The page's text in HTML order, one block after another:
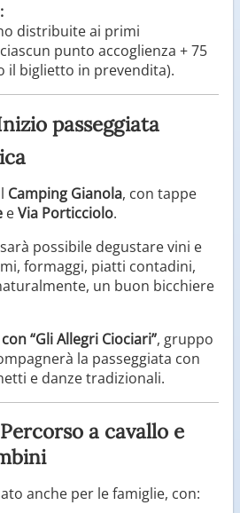
distribuite ai primi
punto accoglienza + 75
il biglietto in prevendita).
passeggiata
Camping Gianola, con tappe
eVia Porticciolo.
possibile degustare vini e
formaggi, piatti contadini,
un buon bicchiere
“Gli Allegri Ciociari”, gruppo
la passeggiata con
e danze tradizionali.
a cavallo e
anche per le famiglie, con: